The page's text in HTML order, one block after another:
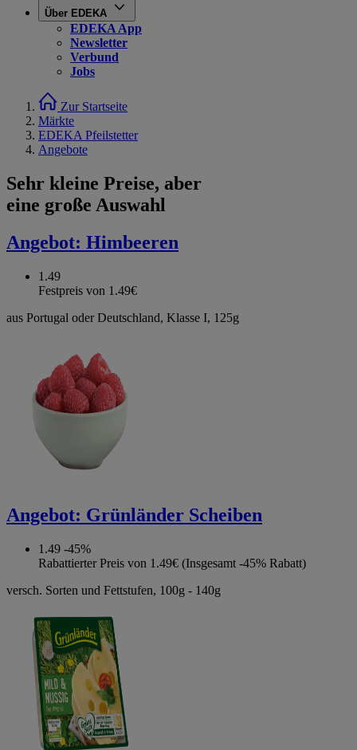
Über EDEKA
EDEKA App
Newsletter
Verbund
Jobs
Zur Startseite
Märkte
EDEKA Pfeilstetter
Angebote
Sehr kleine Preise, aber
eine große Auswahl
Angebot: Himbeeren
1.49
Festpreis von 1.49€
aus Portugal oder Deutschland, Klasse I, 125g
Angebot: Grünländer Scheiben
1.49 -45%
Rabattierter Preis von 1.49€ (Insgesamt -45% Rabatt)
versch. Sorten und Fettstufen, 100g - 140g